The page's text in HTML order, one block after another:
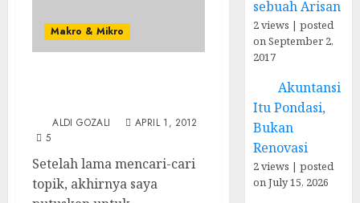
Makro & Mikro
ALDI GOZALI
APRIL 1, 2012
5
Setelah lama mencari-cari
topik, akhirnya saya
sebuah Arisan
2 views |posted
on September 2,
2017
Akuntansi
Itu Pondasi,
Bukan
Renovasi
2 views |posted
on July 15, 2026